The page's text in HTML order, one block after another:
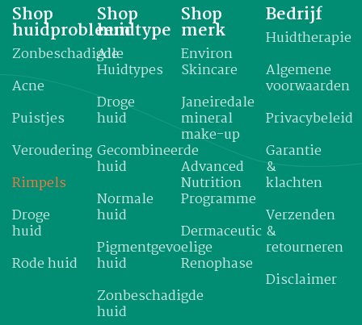
Shop
huidprobleem
Zonbeschadigde
Acne
Puistjes
Veroudering
Rimpels
Droge
huid
Rode huid
Shop
huidtype
Alle
Huidtypes
Droge
huid
Gecombineerde
huid
Normale
huid
Pigmentgevoelige
huid
Zonbeschadigde
huid
Shop
merk
Environ
Skincare
Janeiredale
mineral
make-up
Advanced
Nutrition
Programme
Dermaceutic
Renophase
Bedrijf
Huidtherapie
Algemene
voorwaarden
Privacybeleid
Garantie
&
klachten
Verzenden
&
retourneren
Disclaimer